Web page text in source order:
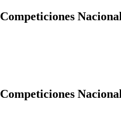
Competiciones
Competiciones